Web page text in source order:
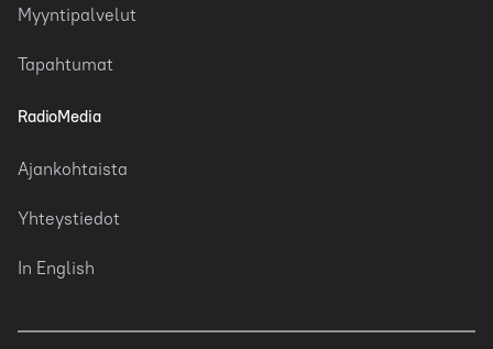
Myyntipalvelut
Tapahtumat
RadioMedia
Ajankohtaista
Yhteystiedot
In English